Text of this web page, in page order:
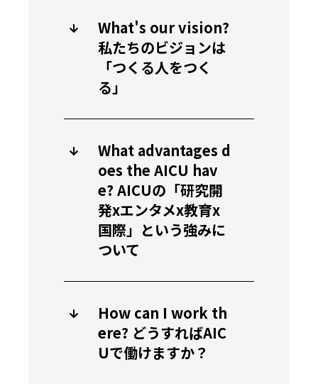
What's our vision?
私たちのビジョンは
「つくる人をつく
る」
What advantages d
oes the AICU hav
e? AICUの「研究開
発xエンタメx教育x
国際」という強みに
ついて
How can I work th
ere? どうすればAIC
Uで働けますか？